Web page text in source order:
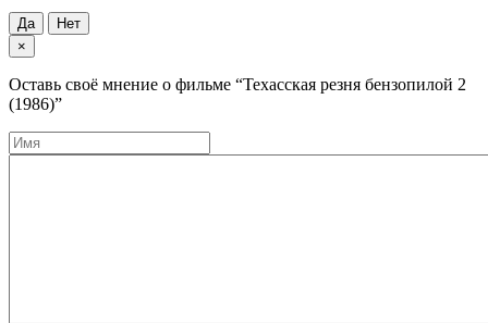
Да
Нет
×
Оставь своё мнение о фильме “Техасская резня бензопилой 2
(1986)”